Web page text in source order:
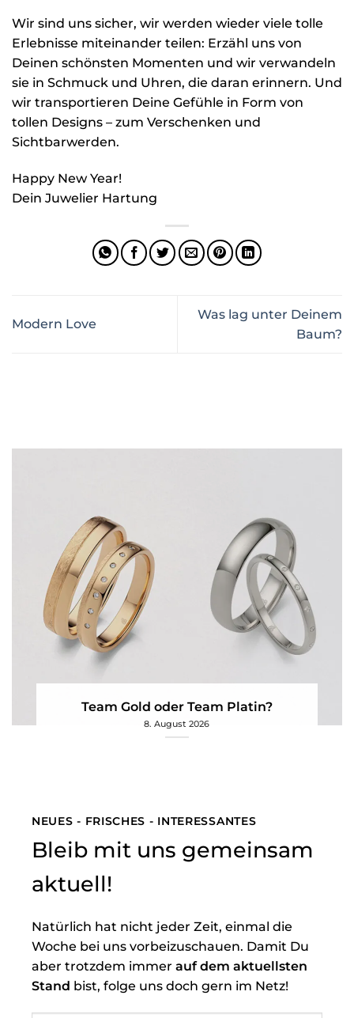
Wir sind uns sicher, wir werden wieder viele tolle
Erlebnisse miteinander teilen: Erzähl uns von
Deinen schönsten Momenten und wir verwandeln
sie in Schmuck und Uhren, die daran erinnern. Und
wir transportieren Deine Gefühle in Form von
tollen Designs – zum Verschenken und
Sichtbarwerden.
Happy New Year!
Dein Juwelier Hartung
Modern Love
Was lag unter Deinem
Baum?
Team Gold oder Team Platin?
8. August 2026
NEUES - FRISCHES - INTERESSANTES
Bleib mit uns gemeinsam
aktuell!
Natürlich hat nicht jeder Zeit, einmal die
Woche bei uns vorbeizuschauen. Damit Du
aber trotzdem immer auf dem aktuellsten
Stand bist, folge uns doch gern im Netz!